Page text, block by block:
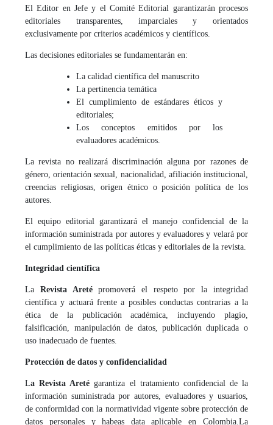
El Editor en Jefe y el Comité Editorial garantizarán procesos
editoriales transparentes, imparciales y orientados
exclusivamente por criterios académicos y científicos.
Las decisiones editoriales se fundamentarán en:
La calidad científica del manuscrito
La pertinencia temática
El cumplimiento de estándares éticos y
editoriales;
Los conceptos emitidos por los
evaluadores académicos.
La revista no realizará discriminación alguna por razones de
género, orientación sexual, nacionalidad, afiliación institucional,
creencias religiosas, origen étnico o posición política de los
autores.
El equipo editorial garantizará el manejo confidencial de la
información suministrada por autores y evaluadores y velará por
el cumplimiento de las políticas éticas y editoriales de la revista.
Integridad científica
La Revista Aretépromoverá el respeto por la integridad
científica y actuará frente a posibles conductas contrarias a la
ética de la publicación académica, incluyendo plagio,
falsificación, manipulación de datos, publicación duplicada o
uso inadecuado de fuentes.
Protección de datos y confidencialidad
La Revista Areté garantiza el tratamiento confidencial de la
información suministrada por autores, evaluadores y usuarios,
de conformidad con la normatividad vigente sobre protección de
datos personales y habeas data aplicable en Colombia.La